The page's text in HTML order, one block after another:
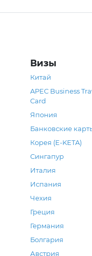
Визы
Китай
APEC Business
Card
Япония
Банковские
Корея (E-KETA)
Сингапур
Италия
Испания
Чехия
Греция
Германия
Болгария
Австрия